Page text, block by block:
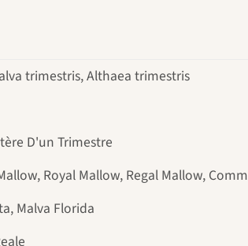
trimestris, Althaea trimestris
D'un Trimestre
Royal Mallow, Regal Mallow,
Malva Florida